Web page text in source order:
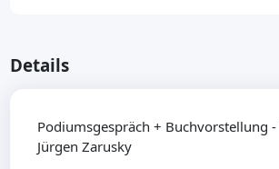
Details
Podiumsgespräch + Buchvorstellung
Jürgen Zarusky